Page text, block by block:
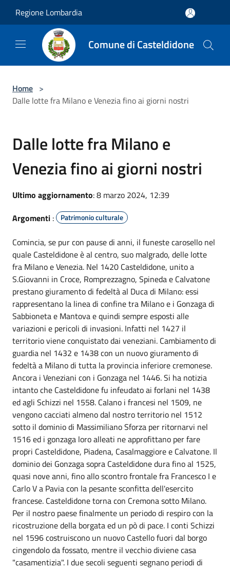
Regione Lombardia
Comune di Casteldidone
Home >
Dalle lotte fra Milano e Venezia fino ai giorni nostri
Dalle lotte fra Milano e
Venezia fino ai giorni nostri
Ultimo aggiornamento: 8 marzo 2024, 12:39
Argomenti : Patrimonio culturale
Comincia, se pur con pause di anni, il funeste carosello nel
quale Casteldidone è al centro, suo malgrado, delle lotte
fra Milano e Venezia. Nel 1420 Casteldidone, unito a
S.Giovanni in Croce, Romprezzagno, Spineda e Calvatone
prestano giuramento di fedeltà al Duca di Milano: essi
rappresentano la linea di confine tra Milano e i Gonzaga di
Sabbioneta e Mantova e quindi sempre esposti alle
variazioni e pericoli di invasioni. Infatti nel 1427 il
territorio viene conquistato dai veneziani. Cambiamento di
guardia nel 1432 e 1438 con un nuovo giuramento di
fedeltà a Milano di tutta la provincia inferiore cremonese.
Ancora i Veneziani con i Gonzaga nel 1446. Si ha notizia
intanto che Casteldidone fu infeudato ai forlani nel 1438
ed agli Schizzi nel 1558. Calano i francesi nel 1509, ne
vengono cacciati almeno dal nostro territorio nel 1512
sotto il dominio di Massimiliano Sforza per ritornarvi nel
1516 ed i gonzaga loro alleati ne approfittano per fare
propri Casteldidone, Piadena, Casalmaggiore e Calvatone. Il
dominio dei Gonzaga sopra Casteldidone dura fino al 1525,
quasi nove anni, fino allo scontro frontale fra Francesco I e
Carlo V a Pavia con la pesante sconfitta dell'esercito
francese. Casteldidone torna con Cremona sotto Milano.
Per il nostro paese finalmente un periodo di respiro con la
ricostruzione della borgata ed un pò di pace. I conti Schizzi
nel 1596 costruiscono un nuovo Castello fuori dal borgo
cingendolo da fossato, mentre il vecchio diviene casa
"casamentizia". I due secoli seguenti segnano periodi di